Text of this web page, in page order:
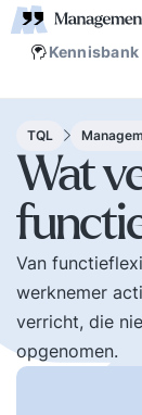
Kennisbank
TQL
Wat
Van
werknemer
verricht, die
opgenomen.